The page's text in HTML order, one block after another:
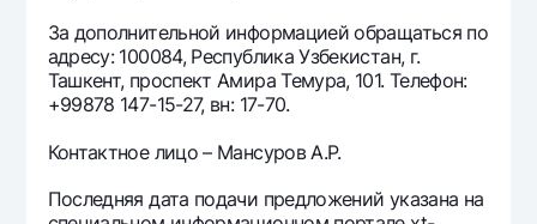
Ищите по сайту
Найти
Полезные ссылки
Пресс-центр
За дополнительной информацией обращаться по
адресу: 100084, Республика Узбекистан, г.
Ташкент, проспект Амира Темура, 101. Телефон:
+99878 147-15-27, вн: 17-70.
Контактное лицо – Мансуров А.Р.
Последняя дата подачи предложений указана на